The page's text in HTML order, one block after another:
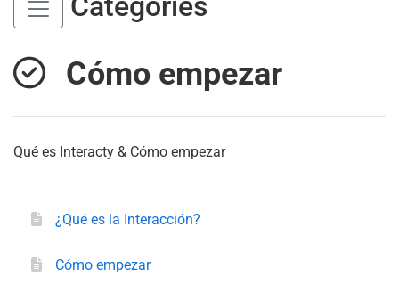
Cómo empezar
Qué es Interacty & Cómo empezar
¿Qué es la Interacción?
Cómo empezar